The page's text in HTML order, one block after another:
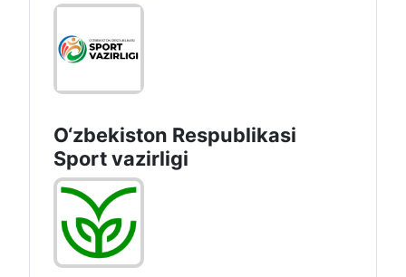
O‘zbekiston Respublikasi
Sport vazirligi